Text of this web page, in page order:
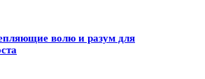
волю и разум для